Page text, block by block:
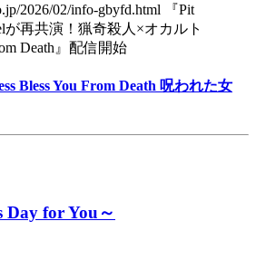
2026/02/info-gbyfd.html 『Pit
が再共演！猟奇殺人×オカルト
Death』配信開始
Bless You From Death 呪われた女
Day for You～